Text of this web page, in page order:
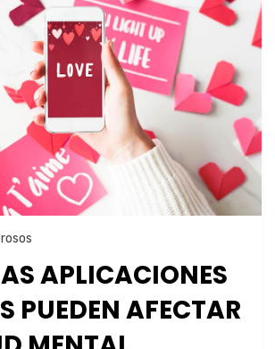
2023
APLICACIONES
PUEDEN AFECTAR